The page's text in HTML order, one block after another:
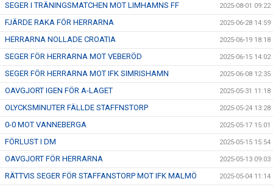
SEGER I TRÄNINGSMATCHEN MOT LIMHAMNS FF 2025-08-01 09:22
FJÄRDE RAKA FÖR HERRARNA 2025-06-28 14:59
HERRARNA NOLLADE CROATIA 2025-06-19 18:18
SEGER FÖR HERRARNA MOT VEBERÖD 2025-06-15 14:02
SEGER FÖR HERRARNA MOT IFK SIMRISHAMN 2025-06-08 12:35
OAVGJORT IGEN FÖR A-LAGET 2025-05-31 11:18
OLYCKSMINUTER FÄLLDE STAFFNSTORP 2025-05-24 13:28
0-0 MOT VANNEBERGA 2025-05-17 15:01
FÖRLUST I DM 2025-05-15 15:54
OAVGJORT FÖR HERRARNA 2025-05-13 09:03
RÄTTVIS SEGER FÖR STAFFANSTORP MOT IFK MALMÖ 2025-05-04 11:14